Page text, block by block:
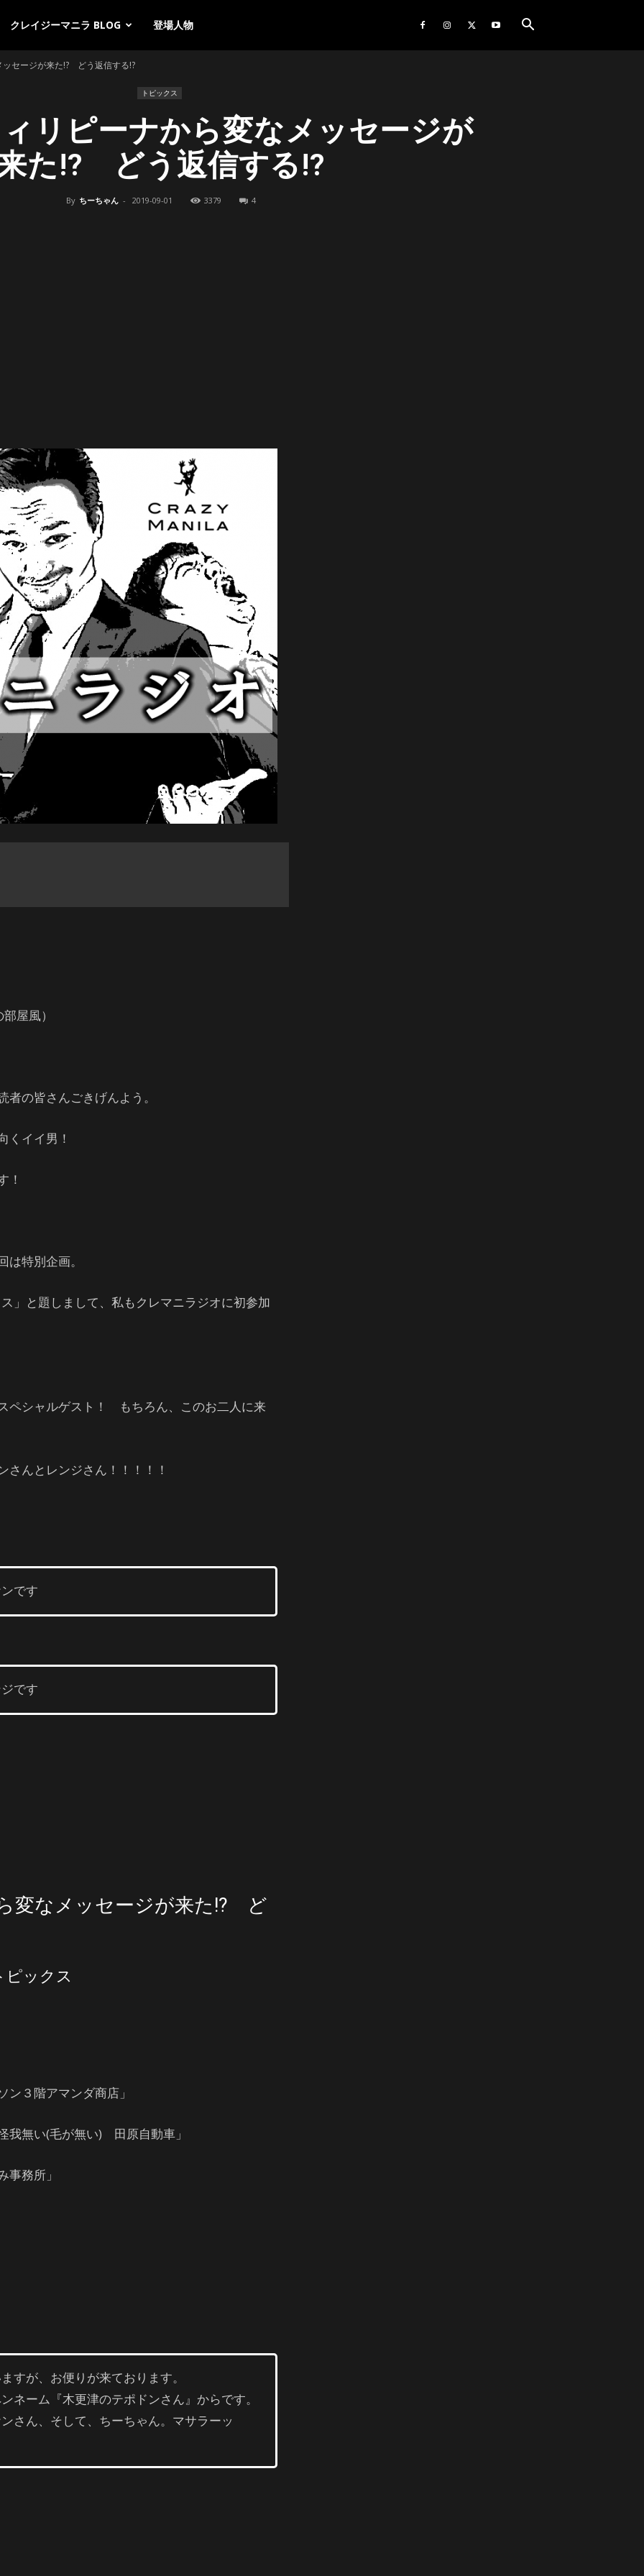
クレイジーマニラ BLOG 登場人物
セージが来た!? どう返信する!?
トピックス
リピーナから変なメッセージが
た!? どう返信する!?
By ちーちゃん - 2019-09-01 3379 4
屋風）
の皆さんごきげんよう。
くイイ男！
！
特別企画。
」と題しまして、私もクレマニラジオに初参加
ペシャルゲスト！ もちろん、このお二人に来
んとレンジさん！！！！！
です
です
変なメッセージが来た!? ど
ピックス
３階アマンダ商店」
我無い(毛が無い) 田原自動車」
務所」
すが、お便りが来ております。
ネーム『木更津のテポドンさん』からです。
さん、そして、ちーちゃん。マサラーッ